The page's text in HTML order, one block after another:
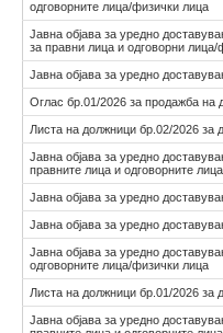
одговорните лица/физички лица
Јавна објава за уредно
за правни лица и одговорни лица/
Јавна објава за уредно
Оглас бр.01/2026 за продажба на
Листа на должници бр.02/2026 за
Јавна објава за уредно
правните лица и одговорните
Јавна објава за уредно
Јавна објава за уредно
Јавна објава за уредно
одговорните лица/физички лица
Листа на должници бр.01/2026 за
Јавна објава за уредно